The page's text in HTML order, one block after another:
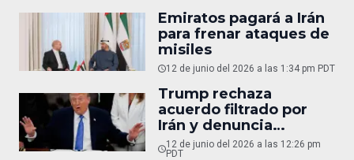
Emiratos pagará a Irán
para frenar ataques de
misiles
12 de junio del 2026 a las 1:34 pm PDT
Trump rechaza
acuerdo filtrado por
Irán y denuncia
ataques
12 de junio del 2026 a las 12:26 pm
PDT